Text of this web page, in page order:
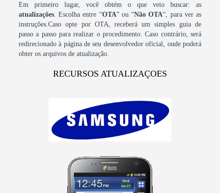
Em primeiro lugar, você obtém o que veio buscar: as
atualizações. Escolha entre “OTA” ou “Não OTA“, para ver as
instruções.Caso opte por OTA, receberá um simples guia de
passo a passo para realizar o procedimento. Caso contrário, será
redirecionado à página de seu desenvolvedor oficial, onde poderá
obter os arquivos de atualização.
RECURSOS ATUALIZAÇOES